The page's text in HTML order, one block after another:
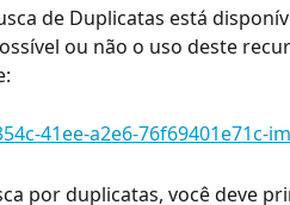
de Duplicatas está
ou não o uso deste
por duplicatas, você deve